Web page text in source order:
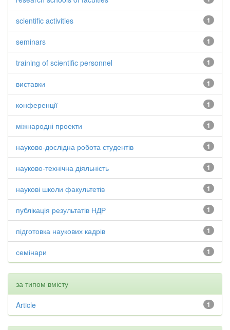
1
scientific activities
1
seminars
1
training of scientific personnel
1
виставки
1
конференції
1
міжнародні проекти
1
науково-дослідна робота студентів
1
науково-технічна діяльність
1
наукові школи факультетів
1
публікація результатів НДР
1
підготовка наукових кадрів
1
семінари
за типом вмісту
1
Article